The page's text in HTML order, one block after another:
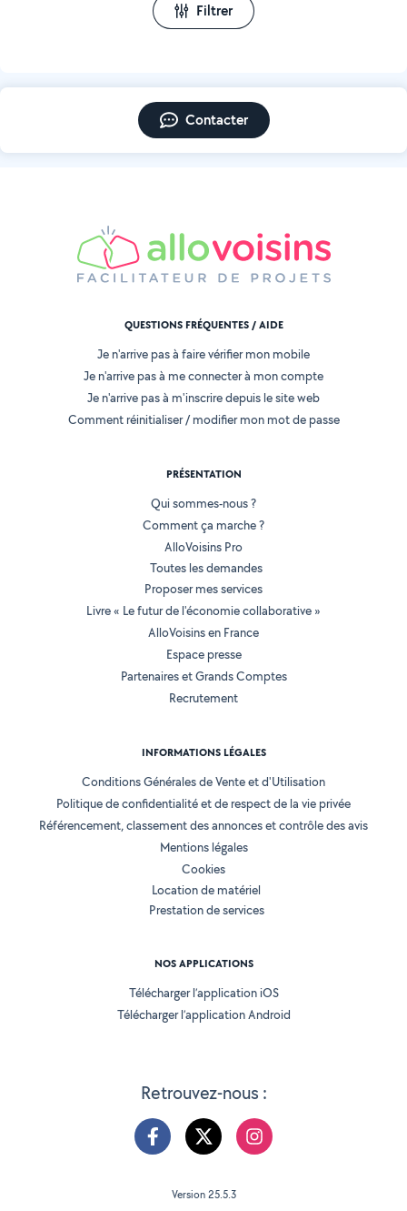
Filtrer
Contacter
Retrouvez-nous :
QUESTIONS FRÉQUENTES / AIDE
Je n'arrive pas à faire vérifier mon mobile
Je n'arrive pas à me connecter à mon compte
Je n'arrive pas à m'inscrire depuis le site web
Comment réinitialiser / modifier mon mot de passe
PRÉSENTATION
Qui sommes-nous ?
Comment ça marche ?
AlloVoisins Pro
Toutes les demandes
Proposer mes services
Livre « Le futur de l'économie collaborative »
AlloVoisins en France
Espace presse
Partenaires et Grands Comptes
Recrutement
INFORMATIONS LÉGALES
Conditions Générales de Vente et d'Utilisation
Politique de confidentialité et de respect de la vie privée
Référencement, classement des annonces et contrôle des avis
Mentions légales
Cookies
Location de matériel
Prestation de services
NOS APPLICATIONS
Télécharger l’application iOS
Télécharger l’application Android
Version 25.5.3